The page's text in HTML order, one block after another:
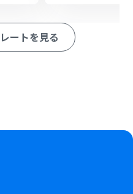
リガーで受け取ったURL情報
として指定します。これによ
ートを見る